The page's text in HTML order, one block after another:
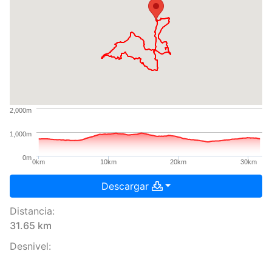
0km 10km 20km 30km
0m
1,000m
2,000m
Descargar
Distancia:
31.65 km
Desnivel: